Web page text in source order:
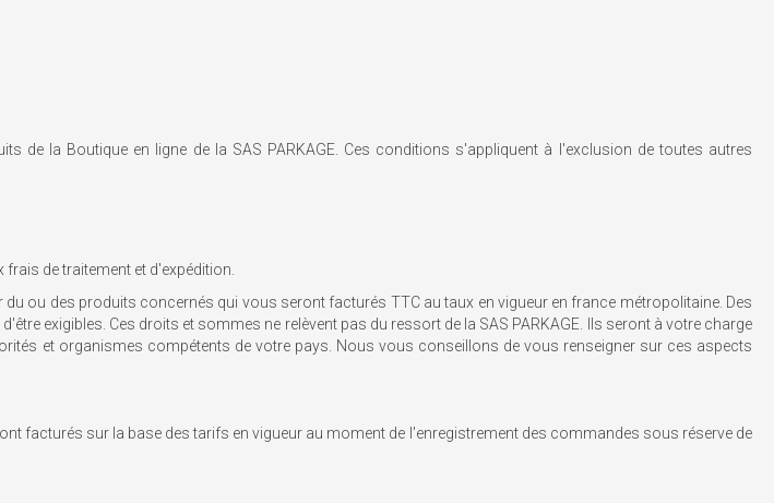
de la Boutique en ligne de la SAS PARKAGE. Ces conditions s'appliquent à l'exclusion de toutes autres
de traitement et d'expédition.
ou des produits concernés qui vous seront facturés TTC au taux en vigueur en france métropolitaine. Des
exigibles. Ces droits et sommes ne relèvent pas du ressort de la SAS PARKAGE. Ils seront à votre charge
et organismes compétents de votre pays. Nous vous conseillons de vous renseigner sur ces aspects
facturés sur la base des tarifs en vigueur au moment de l'enregistrement des commandes sous réserve de